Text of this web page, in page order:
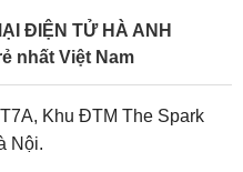
ĐIỆN TỬ HÀ ANH
nhất Việt Nam
Khu ĐTM The Spark
Nội.